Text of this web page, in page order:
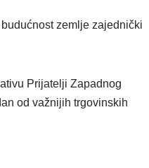
zemlje zajednički
Prijatelji Zapadnog
od važnijih trgovinskih